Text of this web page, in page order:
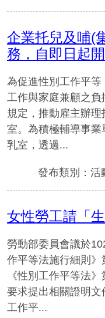
企業托兒及哺(
務，自即日起
為促進性別工作平
工作與家庭兼顧之
規定，推動雇主辦
室。為積極輔導事
乳室，透過...
發布類別：活
女性勞工請「
勞動部委員會議於
作平等法施行細則
《性別工作平等法
要求提出相關證明文
工作平...